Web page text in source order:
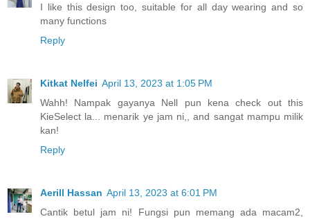
I like this design too, suitable for all day wearing and so
many functions
Reply
Kitkat Nelfei April 13, 2023 at 1:05 PM
Wahh! Nampak gayanya Nell pun kena check out this
KieSelect la... menarik ye jam ni,, and sangat mampu milik
kan!
Reply
Aerill Hassan April 13, 2023 at 6:01 PM
Cantik betul jam ni! Fungsi pun memang ada macam2,